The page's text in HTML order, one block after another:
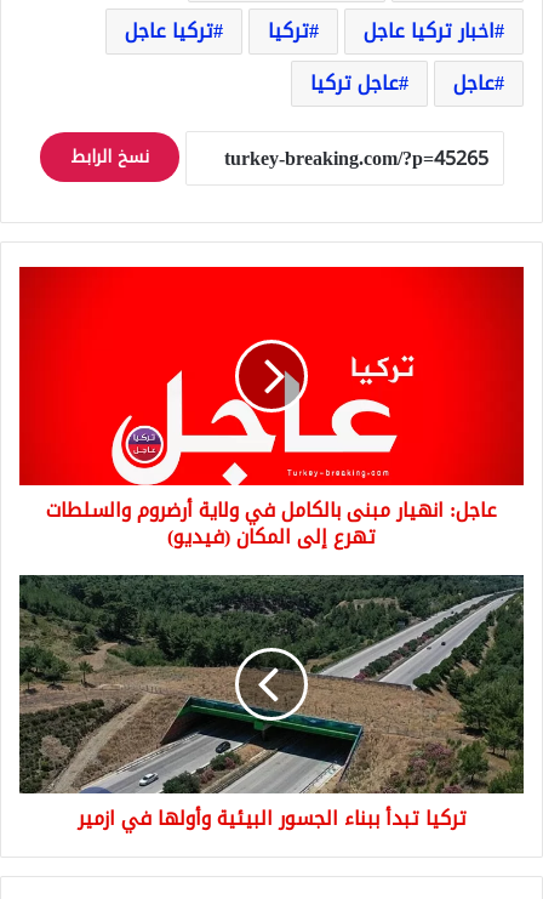
اخبار تركيا عاجل
تركيا
تركيا عاجل
عاجل
عاجل تركيا
نسخ الرابط
تهرع
عاجل: انهيار مبنى بالكامل في ولاية أرضروم والسلطات
تهرع إلى المكان (فيديو)
تركيا
تبدأ
ببناء
الجسور
البيئية
وأولها
في
ازمير
تركيا تبدأ ببناء الجسور البيئية وأولها في ازمير